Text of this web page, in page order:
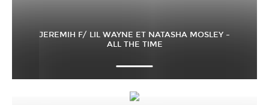
JEREMIH F/ LIL WAYNE ET NATASHA MOSLEY –
ALL THE TIME